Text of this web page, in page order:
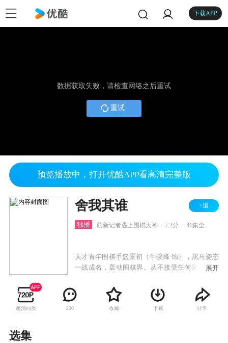
下载APP
数据获取失败，请检查网络之后重试
重试
预览播放中，打开优酷APP看高清完整版
舍我其谁 +追
独播 萌新记者遇上围棋大神 7.2分 41集全
天才青年围棋手盛景初（牛骏峰 饰），黑马姿态
一战成名，轰动围棋界。从不接受任何采访的他
（李兰迪 饰）帮盛景初解围，却被误会为他的女
友，两人假戏真做，没想到却终成眷属。随后，
盛景初遭遇了比赛失利、被师父赶出道场等打
展开
超清画质 230 收藏 下载 分享
选集